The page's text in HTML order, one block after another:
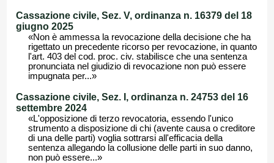
Cassazione civile, Sez. V, ordinanza n. 16379 del 18
giugno 2025
«Non è ammessa la revocazione della decisione che ha
rigettato un precedente ricorso per revocazione, in quanto
l'art. 403 del cod. proc. civ. stabilisce che una sentenza
pronunciata nel giudizio di revocazione non può essere
impugnata per...»
Cassazione civile, Sez. I, ordinanza n. 24753 del 16
settembre 2024
«L'opposizione di terzo revocatoria, essendo l'unico
strumento a disposizione di chi (avente causa o creditore
di una delle parti) voglia sottrarsi all'efficacia della
sentenza allegando la collusione delle parti in suo danno,
non può essere...»